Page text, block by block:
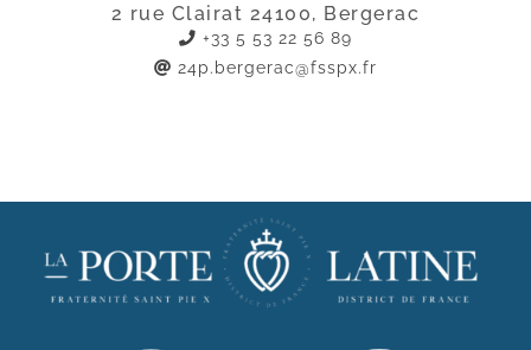
2 rue Clairat 24100, Bergerac
+33 5 53 22 56 89
24p.bergerac@fsspx.fr